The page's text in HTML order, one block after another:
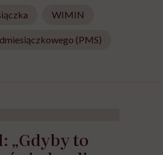
WIMIN
(PMS)
„Gdyby to